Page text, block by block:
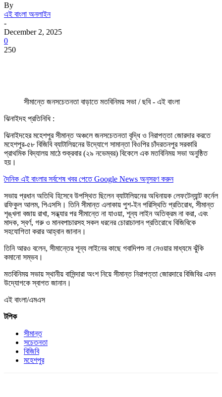
By
এই বাংলা অনলাইন
-
December 2, 2025
0
250
সীমান্তে জনসচেতনতা বাড়াতে মতবিনিময় সভা / ছবি - এই বাংলা
ঝিনাইদহ প্রতিনিধি :
ঝিনাইদহের মহেশপুর সীমান্ত অঞ্চলে জনসচেতনতা বৃদ্ধি ও নিরাপত্তা জোরদার করতে
মহেশপুর-৫৮ বিজিবি ব্যাটালিয়নের উদ্যোগে সামান্তা বিওপির চাঁদরতনপুর সরকারি
প্রাথমিক বিদ্যালয় মাঠে শুক্রবার (২৯ নভেম্বর) বিকেলে এক মতবিনিময় সভা অনুষ্ঠিত
হয়।
দৈনিক এই বাংলার সর্বশেষ খবর পেতে Google News অনুসরণ করুন
সভায় প্রধান অতিথি হিসেবে উপস্থিত ছিলেন ব্যাটালিয়নের অধিনায়ক লেফটেন্যান্ট কর্নেল
রফিকুল আলম, পিএসসি। তিনি সীমান্ত এলাকায় পুশ-ইন পরিস্থিতি প্রতিরোধ, সীমান্ত
শৃঙ্খলা বজায় রাখা, সন্ধ্যার পর সীমান্তে না যাওয়া, শূন্য লাইন অতিক্রম না করা, এবং
মাদক, স্বর্ণ, গরু ও মানবপাচারসহ সকল ধরনের চোরাচালান প্রতিরোধে বিজিবিকে
সহযোগিতা করার আহ্বান জানান।
তিনি আরও বলেন, সীমান্তের শূন্য লাইনের কাছে গবাদিপশু না নেওয়ার মাধ্যমে ঝুঁকি
কমানো সম্ভব।
মতবিনিময় সভায় স্থানীয় বাসিন্দারা অংশ নিয়ে সীমান্ত নিরাপত্তা জোরদারে বিজিবির এমন
উদ্যোগকে স্বাগত জানান।
এই বাংলা/এমএস
টপিক
সীমান্ত
সচেতনতা
বিজিবি
মহেশপুর